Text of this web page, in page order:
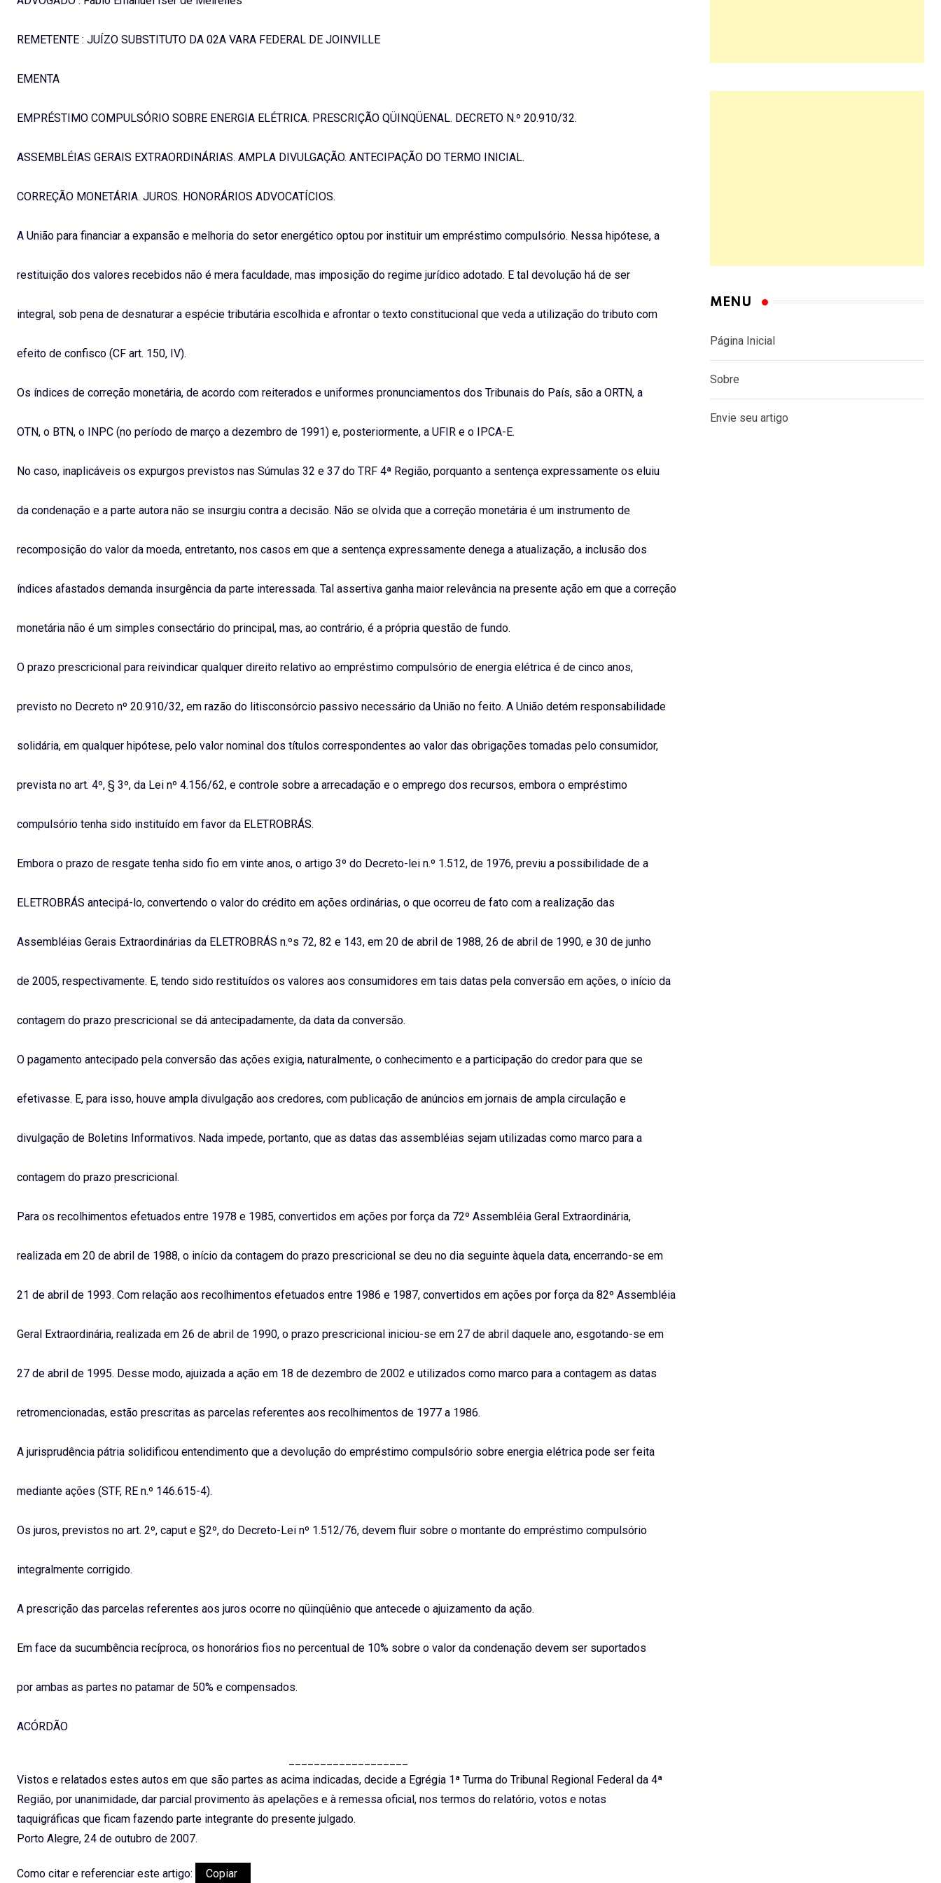
REMETENTE : JUÍZO SUBSTITUTO DA 02A VARA FEDERAL DE JOINVILLE
EMENTA
EMPRÉSTIMO COMPULSÓRIO SOBRE ENERGIA ELÉTRICA. PRESCRIÇÃO QÜINQÜENAL. DECRETO N.º 20.910/32.
ASSEMBLÉIAS GERAIS EXTRAORDINÁRIAS. AMPLA DIVULGAÇÃO. ANTECIPAÇÃO DO TERMO INICIAL.
CORREÇÃO MONETÁRIA. JUROS. HONORÁRIOS ADVOCATÍCIOS.
A União para financiar a expansão e melhoria do setor energético optou por instituir um empréstimo compulsório. Nessa hipótese, a
restituição dos valores recebidos não é mera faculdade, mas imposição do regime jurídico adotado. E tal devolução há de ser
integral, sob pena de desnaturar a espécie tributária escolhida e afrontar o texto constitucional que veda a utilização do tributo com
efeito de confisco (CF art. 150, IV).
Os índices de correção monetária, de acordo com reiterados e uniformes pronunciamentos dos Tribunais do País, são a ORTN, a
OTN, o BTN, o INPC (no período de março a dezembro de 1991) e, posteriormente, a UFIR e o IPCA-E.
No caso, inaplicáveis os expurgos previstos nas Súmulas 32 e 37 do TRF 4ª Região, porquanto a sentença expressamente os eluiu
da condenação e a parte autora não se insurgiu contra a decisão. Não se olvida que a correção monetária é um instrumento de
recomposição do valor da moeda, entretanto, nos casos em que a sentença expressamente denega a atualização, a inclusão dos
índices afastados demanda insurgência da parte interessada. Tal assertiva ganha maior relevância na presente ação em que a correção
monetária não é um simples consectário do principal, mas, ao contrário, é a própria questão de fundo.
O prazo prescricional para reivindicar qualquer direito relativo ao empréstimo compulsório de energia elétrica é de cinco anos,
previsto no Decreto nº 20.910/32, em razão do litisconsórcio passivo necessário da União no feito. A União detém responsabilidade
solidária, em qualquer hipótese, pelo valor nominal dos títulos correspondentes ao valor das obrigações tomadas pelo consumidor,
prevista no art. 4º, § 3º, da Lei nº 4.156/62, e controle sobre a arrecadação e o emprego dos recursos, embora o empréstimo
compulsório tenha sido instituído em favor da ELETROBRÁS.
Embora o prazo de resgate tenha sido fio em vinte anos, o artigo 3º do Decreto-lei n.º 1.512, de 1976, previu a possibilidade de a
ELETROBRÁS antecipá-lo, convertendo o valor do crédito em ações ordinárias, o que ocorreu de fato com a realização das
Assembléias Gerais Extraordinárias da ELETROBRÁS n.ºs 72, 82 e 143, em 20 de abril de 1988, 26 de abril de 1990, e 30 de junho
de 2005, respectivamente. E, tendo sido restituídos os valores aos consumidores em tais datas pela conversão em ações, o início da
contagem do prazo prescricional se dá antecipadamente, da data da conversão.
O pagamento antecipado pela conversão das ações exigia, naturalmente, o conhecimento e a participação do credor para que se
efetivasse. E, para isso, houve ampla divulgação aos credores, com publicação de anúncios em jornais de ampla circulação e
divulgação de Boletins Informativos. Nada impede, portanto, que as datas das assembléias sejam utilizadas como marco para a
contagem do prazo prescricional.
Para os recolhimentos efetuados entre 1978 e 1985, convertidos em ações por força da 72º Assembléia Geral Extraordinária,
realizada em 20 de abril de 1988, o início da contagem do prazo prescricional se deu no dia seguinte àquela data, encerrando-se em
21 de abril de 1993. Com relação aos recolhimentos efetuados entre 1986 e 1987, convertidos em ações por força da 82º Assembléia
Geral Extraordinária, realizada em 26 de abril de 1990, o prazo prescricional iniciou-se em 27 de abril daquele ano, esgotando-se em
27 de abril de 1995. Desse modo, ajuizada a ação em 18 de dezembro de 2002 e utilizados como marco para a contagem as datas
retromencionadas, estão prescritas as parcelas referentes aos recolhimentos de 1977 a 1986.
A jurisprudência pátria solidificou entendimento que a devolução do empréstimo compulsório sobre energia elétrica pode ser feita
mediante ações (STF, RE n.º 146.615-4).
Os juros, previstos no art. 2º, caput e §2º, do Decreto-Lei nº 1.512/76, devem fluir sobre o montante do empréstimo compulsório
integralmente corrigido.
A prescrição das parcelas referentes aos juros ocorre no qüinqüênio que antecede o ajuizamento da ação.
Em face da sucumbência recíproca, os honorários fios no percentual de 10% sobre o valor da condenação devem ser suportados
por ambas as partes no patamar de 50% e compensados.
ACÓRDÃO
Vistos e relatados estes autos em que são partes as acima indicadas, decide a Egrégia 1ª Turma do Tribunal Regional Federal da 4ª
Região, por unanimidade, dar parcial provimento às apelações e à remessa oficial, nos termos do relatório, votos e notas
taquigráficas que ficam fazendo parte integrante do presente julgado.
Porto Alegre, 24 de outubro de 2007.
Como citar e referenciar este artigo: Copiar